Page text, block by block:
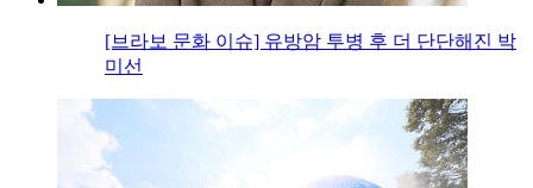
[브라보 문화 이슈] 유방암 투병 후 더 단단해진 박
미선